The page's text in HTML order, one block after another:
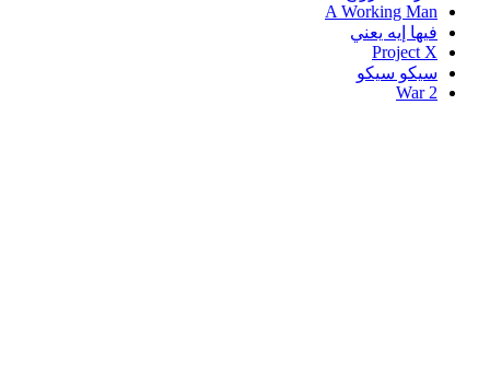
A Working Man
فيها إيه يعني
Project X
سيكو سيكو
War 2